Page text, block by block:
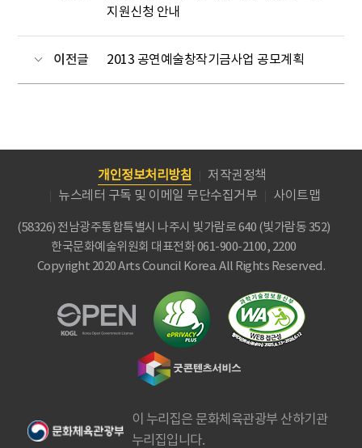
지원신청 안내
이전글 2013 공연예술창작기금사업 공모계획
개인정보처리방침
저작권정책
뉴스레터 구독 및 이메일 무단수집거부
사이트맵
(58326) 전남광주통합특별시 나주시 빛가람로 640 (빛가람동 352)
한국문화예술위원회 대표전화 061-900-2100, 2200
Copyright 2020 Arts Council Korea. All Rights Reserved.
이 누리집은 문화체육관광부 산하기관
누리집입니다.